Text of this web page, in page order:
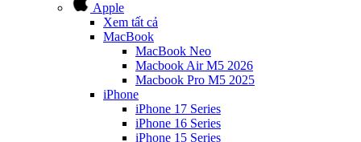
Apple
Xem tất cả
MacBook
MacBook Neo
Macbook Air M5 2026
Macbook Pro M5 2025
iPhone
iPhone 17 Series
iPhone 16 Series
iPhone 15 Series